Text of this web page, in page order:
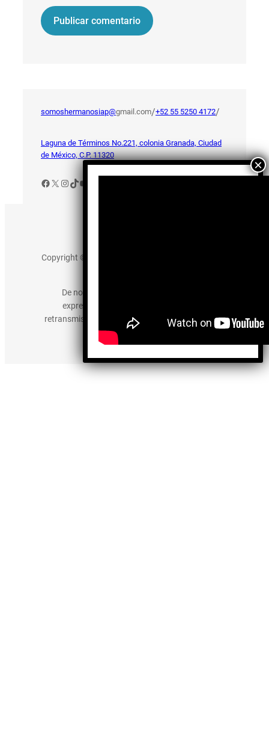
somoshermanosiap@gmail.com/+52 55 5250 4172/
Laguna de Términos No.221, colonia Granada, Ciudad
de México, C.P. 11320
Facebook
X Instagram
TikTok
YouTube
Copyright © 2025 somos-hermanos.mx. Todos los
De no existir previa autorización, queda
expresamente prohibida la publicación,
retransmisión, edición y cualquier otro uso de los
contenidos.